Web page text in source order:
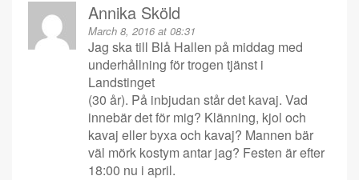
Annika Sköld
March 8, 2016 at 08:31
Jag ska till Blå Hallen på middag med
underhållning för trogen tjänst i
Landstinget
(30 år). På inbjudan står det kavaj. Vad
innebär det för mig? Klänning, kjol och
kavaj eller byxa och kavaj? Mannen bär
väl mörk kostym antar jag? Festen är efter
18:00 nu i april.